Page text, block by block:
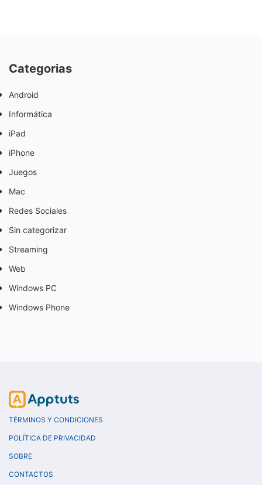
Categorias
Android
Informática
iPad
iPhone
Juegos
Mac
Redes Sociales
Sin categorizar
Streaming
Web
Windows PC
Windows Phone
TÉRMINOS Y CONDICIONES
POLÍTICA DE PRIVACIDAD
SOBRE
CONTACTOS